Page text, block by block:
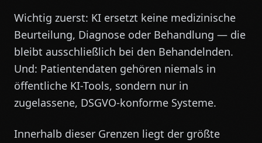
Wichtig zuerst: KI ersetzt keine medizinische
Beurteilung, Diagnose oder Behandlung — die
bleibt ausschließlich bei den Behandelnden.
Und: Patientendaten gehören niemals in
öffentliche KI-Tools, sondern nur in
zugelassene, DSGVO-konforme Systeme.
Innerhalb dieser Grenzen liegt der größte